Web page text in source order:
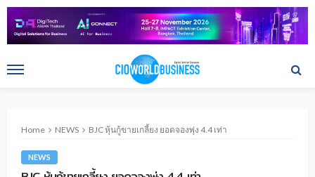
Home NEWS BJC หุ้นกู้ขายเกลี้ยง ยอดจองพุ่ง 4.4 เท่า
NEWS